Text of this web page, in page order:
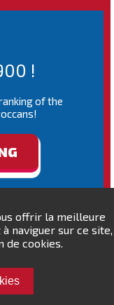
offrir la meilleure
naviguer sur ce site,
de cookies.
!
of the